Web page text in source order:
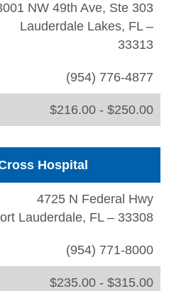
NW 49th Ave, Ste 303
Lauderdale Lakes, FL –
33313
(954) 776-4877
$216.00 - $250.00
Hospital
4725 N Federal Hwy
Lauderdale, FL – 33308
(954) 771-8000
$235.00 - $315.00